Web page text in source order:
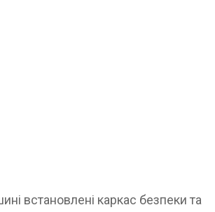
встановлені каркас безпеки та